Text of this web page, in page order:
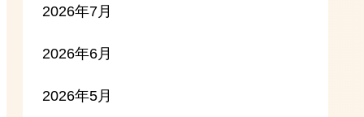
2026年7月
2026年6月
2026年5月